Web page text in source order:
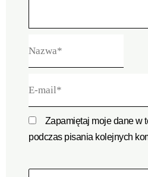
mail*
Zapamiętaj moje dane w
podczas pisania kolejnych